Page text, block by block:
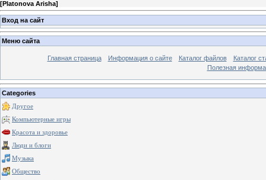
[Platonova Arisha]
Вход на сайт
Меню сайта
Главная страница Информация о сайте Каталог файлов
Каталог
Полезная
Categories
Другое
Компьютерные игры
Красота и здоровье
Люди и блоги
Музыка
Общество